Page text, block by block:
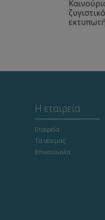
εκτυπωτή
Η εταιρεία
Εταιρεία
Τα νέα μας
Επικοινωνία